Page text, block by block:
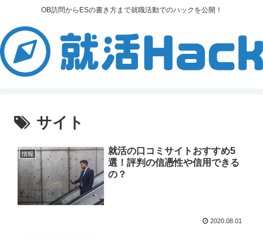
OB訪問からESの書き方まで就職活動でのハックを公開！
サイト
情報
就活の口コミサイトおすすめ5
選！評判の信憑性や信用できる
の？
2020.08.01